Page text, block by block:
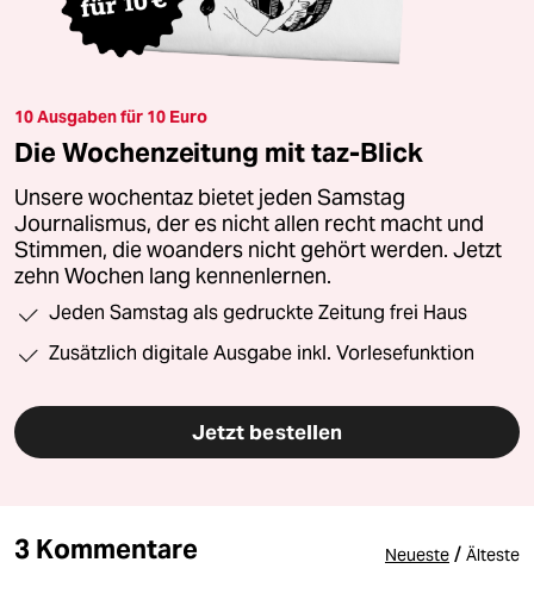
10 Ausgaben für 10 Euro
Die Wochenzeitung mit taz-Blick
Unsere wochentaz bietet jeden Samstag
Journalismus, der es nicht allen recht macht und
Stimmen, die woanders nicht gehört werden. Jetzt
zehn Wochen lang kennenlernen.
Jeden Samstag als gedruckte Zeitung frei Haus
Zusätzlich digitale Ausgabe inkl. Vorlesefunktion
Jetzt bestellen
3 Kommentare Neueste / Älteste